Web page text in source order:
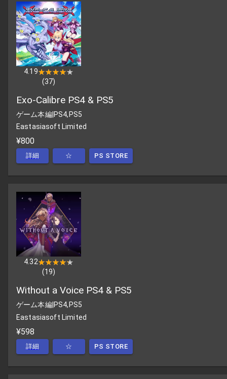
4.19★★★★★
★★★★★
(37)
Exo-Calibre PS4 & PS5
ゲーム本編|PS4,PS5
Eastasiasoft Limited
¥800
詳細 ☆ PS STORE
4.32★★★★★
★★★★★
(19)
Without a Voice PS4 & PS5
ゲーム本編| PS4,PS5
Eastasiasoft Limited
¥598
詳細 ☆ PS STORE